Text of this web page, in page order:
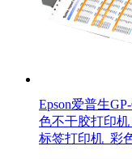
Epson爱普生
色不干胶打印
标签打印机_彩